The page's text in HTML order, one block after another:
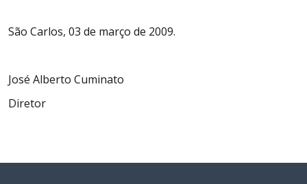
São Carlos, 03 de março de 2009.
José Alberto Cuminato
Diretor